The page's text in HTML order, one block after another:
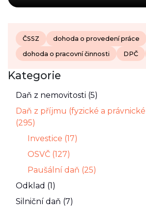
ČSSZ dohoda o provedení práce
dohoda o pracovní činnosti DPČ
Kategorie
Daň z nemovitosti (5)
Daň z příjmu (fyzické a
(295)
Investice (17)
OSVČ (127)
Paušální daň (25)
Odklad (1)
Silniční daň (7)